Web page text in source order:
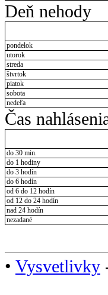
Deň nehody
pondelok
utorok
streda
štvrtok
piatok
sobota
nedeľa
Čas
do 30 min.
do 1 hodiny
do 3 hodín
do 6 hodín
od 6 do 12 hodín
od 12 do 24 hodín
nad 24 hodín
nezadané
• Vysvetlivky